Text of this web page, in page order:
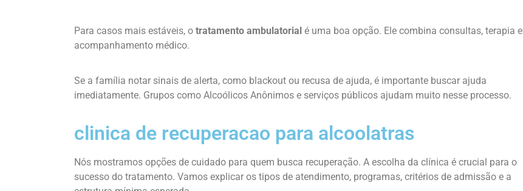
Para casos mais estáveis, o tratamento ambulatorial é uma boa opção. Ele combina consultas, terapia e
acompanhamento médico.
Se a família notar sinais de alerta, como blackout ou recusa de ajuda, é importante buscar ajuda
imediatamente. Grupos como Alcoólicos Anônimos e serviços públicos ajudam muito nesse processo.
clinica de recuperacao para alcoolatras
Nós mostramos opções de cuidado para quem busca recuperação. A escolha da clínica é crucial para o
sucesso do tratamento. Vamos explicar os tipos de atendimento, programas, critérios de admissão e a